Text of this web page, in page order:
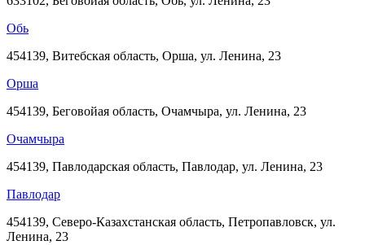
Обь
454139, Витебская область, Орша, ул. Ленина, 23
Орша
454139, Беговойая область, Очамчыра, ул. Ленина, 23
Очамчыра
454139, Павлодарская область, Павлодар, ул. Ленина, 23
Павлодар
454139, Северо-Казахстанская область, Петропавловск, ул.
Ленина, 23